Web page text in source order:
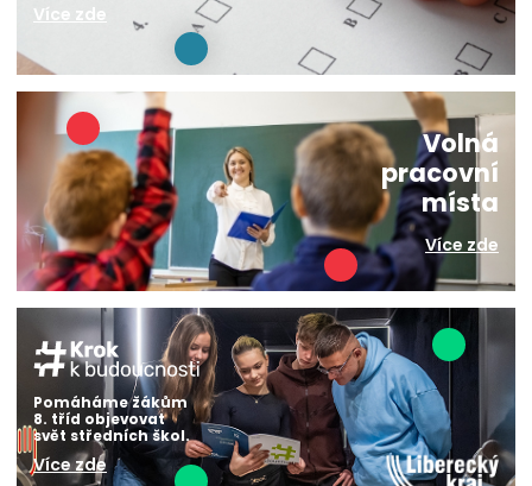
Více zde
Volná
pracovní
místa
Více zde
Pomáháme žákům
8. tříd objevovat
svět středních škol.
Více zde